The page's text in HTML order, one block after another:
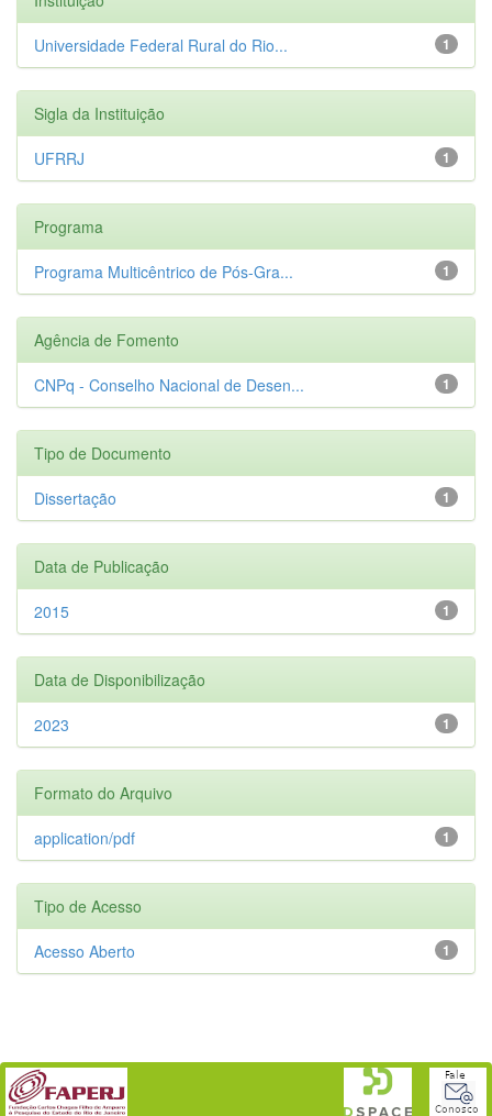
1
Universidade Federal Rural do Rio...
Sigla da Instituição
1
UFRRJ
Programa
1
Programa Multicêntrico de Pós-Gra...
Agência de Fomento
1
CNPq - Conselho Nacional de Desen...
Tipo de Documento
1
Dissertação
Data de Publicação
1
2015
Data de Disponibilização
1
2023
Formato do Arquivo
1
application/pdf
Tipo de Acesso
1
Acesso Aberto